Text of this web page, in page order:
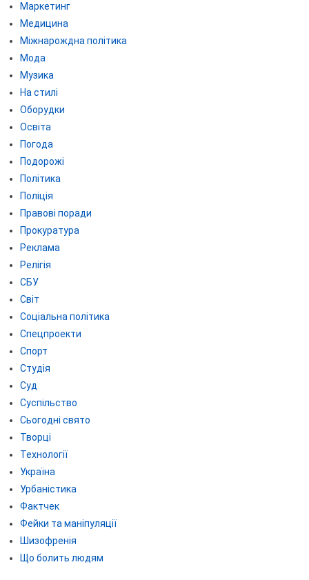
Маркетинг
Медицина
Міжнарождна політика
Мода
Музика
На стилі
Оборудки
Освіта
Погода
Подорожі
Політика
Поліція
Правові поради
Прокуратура
Реклама
Релігія
СБУ
Світ
Соціальна політика
Спецпроекти
Спорт
Студія
Суд
Суспільство
Сьогодні свято
Творці
Технології
Україна
Урбаністика
Фактчек
Фейки та маніпуляції
Шизофренія
Що болить людям